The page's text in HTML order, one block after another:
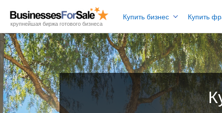
крупнейшая биржа готового бизнеса
Купить бизнес Купить